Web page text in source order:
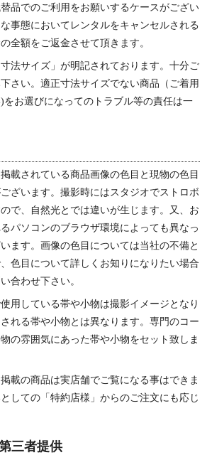
品でのご利用をお願いするケースがござい
事態においてレンタルをキャンセルされる
全額をご返金させて頂きます。
法サイズ」が明記されております。十分ご
さい。適正寸法サイズでない商品（ご着用
をお選びになってのトラブル等の責任は一
載されている商品画像の色目と現物の色目
ざいます。撮影時にはスタジオでストロボ
で、自然光とでは違いが生じます。又、お
パソコンのブラウザ環境によっても異なっ
ます。画像の色目については当社の不備と
色目について詳しくお知りになりたい場合
合わせ下さい。
用している帯や小物は撮影イメージとなり
れる帯や小物とは異なります。専門のコー
の雰囲気にあった帯や小物をセット致しま
載の商品は実店舗でご覧になる事はできま
しての「特約店様」からのご注文にも応じ
三者提供